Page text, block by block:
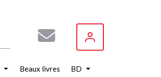
Beaux livres BD